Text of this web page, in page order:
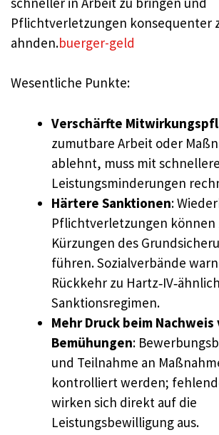
Pflichtverletzungen konsequenter
ahnden.buerger-geld
Wesentliche Punkte:
Verschärfte
zumutbare Arbeit oder
ablehnt, muss mit
Leistungsminderungen
Härtere Sanktionen:
Pflichtverletzungen können
Kürzungen des
führen. Sozialverbände
Rückkehr zu
Sanktionsregimen.
Mehr Druck beim Nachweis
Bemühungen:
und Teilnahme an
kontrolliert werden;
wirken sich direkt auf die
Leistungsbewilligung aus.